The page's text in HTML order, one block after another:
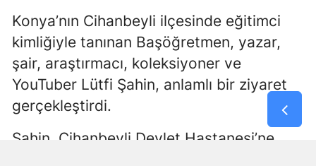
Tokat
Trabzon
Tunceli
Uşak
Konya’nın Cihanbeyli ilçesinde eğitimci
kimliğiyle tanınan Başöğretmen, yazar,
şair, araştırmacı, koleksiyoner ve
YouTuber Lütfi Şahin, anlamlı bir ziyaret
gerçekleştirdi.
Şahin, Cihanbeyli Devlet Hastanesi’ne